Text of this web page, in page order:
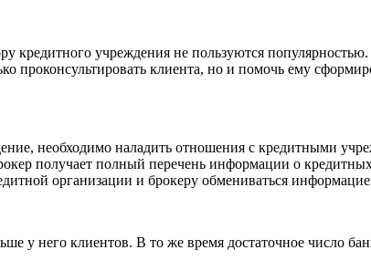
кредитного учреждения не пользуются
проконсультировать клиента, но и помочь ему
необходимо наладить отношения с кредитными
получает полный перечень информации о
организации и брокеру обмениваться
у него клиентов. В то же время достаточное число